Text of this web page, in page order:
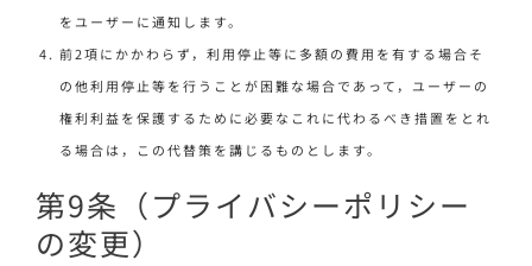
をユーザーに通知します。
前2項にかかわらず，利用停止等に多額の費用を有する場合そ
の他利用停止等を行うことが困難な場合であって，ユーザーの
権利利益を保護するために必要なこれに代わるべき措置をとれ
る場合は，この代替策を講じるものとします。
第9条（プライバシーポリシー
の変更）